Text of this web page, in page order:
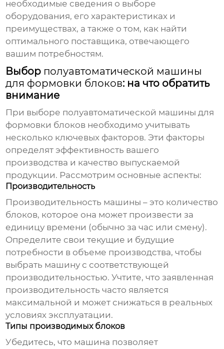
необходимые сведения о выборе
оборудования, его характеристиках и
преимуществах, а также о том, как найти
оптимального поставщика, отвечающего
вашим потребностям.
Выбор полуавтоматической машины
для формовки блоков: на что обратить
внимание
При выборе полуавтоматической машины для
формовки блоков необходимо учитывать
несколько ключевых факторов. Эти факторы
определят эффективность вашего
производства и качество выпускаемой
продукции. Рассмотрим основные аспекты:
Производительность
Производительность машины – это количество
блоков, которое она может произвести за
единицу времени (обычно за час или смену).
Определите свои текущие и будущие
потребности в объеме производства, чтобы
выбрать машину с соответствующей
производительностью. Учтите, что заявленная
производительность часто является
максимальной и может снижаться в реальных
условиях эксплуатации.
Типы производимых блоков
Убедитесь, что машина позволяет